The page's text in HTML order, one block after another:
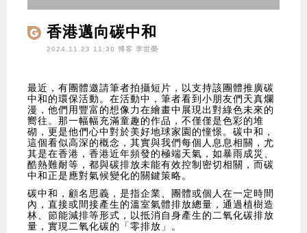
香港邁向碳中和
2024.11.23 11:30 博客 李世榮
最近，有團體邀請筆者拍攝短片，以支持該團體推廣碳
中和的環保活動。在活動中，筆者看到小朋友們天真爛
漫，他們用豐富的想像力在繪畫中展現出對綠色未來的
嚮往。那一幅幅充滿童趣的作品，不僅僅是色彩的堆
砌，更是他們心中對於美好地球家園的憧憬。碳中和，
這個看似高深的概念，其實與我們每個人息息相關，尤
其是在香港，香港近年頻發的極端天氣，如暴雨成災、
酷熱難耐等，都與碳排放未能有效控制密切相關，而碳
中和正是應對氣候變化的關鍵策略。
碳中和，顧名思義，是指企業、團體或個人在一定時間
內，直接或間接產生的溫室氣體排放總量，通過植樹造
林、節能減排等形式，以抵消自身產生的二氧化碳排放
量，實現二氧化碳的「零排放」。